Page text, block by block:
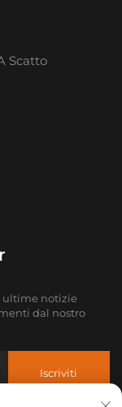
Scatto
ultime notizie
dal nostro
Iscriviti